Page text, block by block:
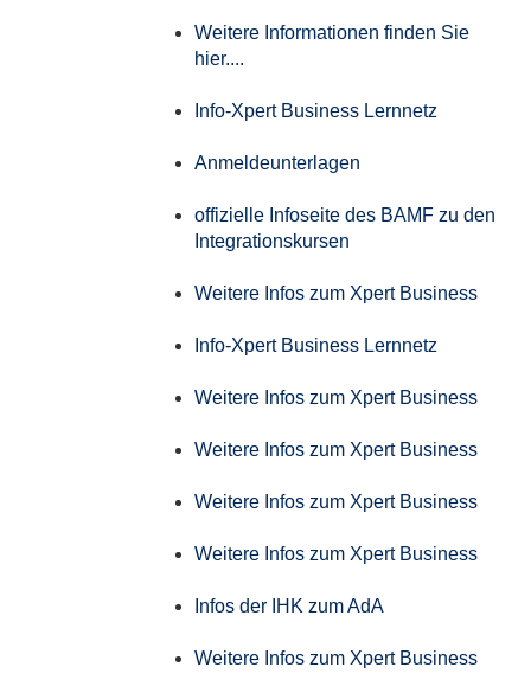
Weitere Informationen finden Sie
hier....
Info-Xpert Business Lernnetz
Anmeldeunterlagen
offizielle Infoseite des BAMF zu den
Integrationskursen
Weitere Infos zum Xpert Business
Info-Xpert Business Lernnetz
Weitere Infos zum Xpert Business
Weitere Infos zum Xpert Business
Weitere Infos zum Xpert Business
Weitere Infos zum Xpert Business
Infos der IHK zum AdA
Weitere Infos zum Xpert Business